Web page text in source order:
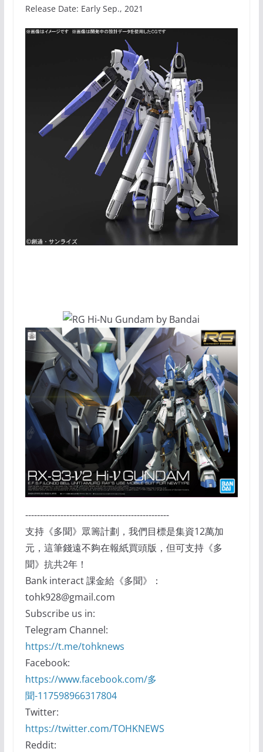
Release Date: Early Sep., 2021
-------------------------------------------------
支持《多聞》眾籌計劃，我們目標是集資12萬加
元，這筆錢遠不夠在報紙買頭版，但可支持《多
聞》抗共2年！
Bank interact 課金給《多聞》：
tohk928@gmail.com
Subscribe us in:
Telegram Channel:
https://t.me/tohknews
Facebook:
https://www.facebook.com/多
聞-117598966317804
Twitter:
https://twitter.com/TOHKNEWS
Reddit: